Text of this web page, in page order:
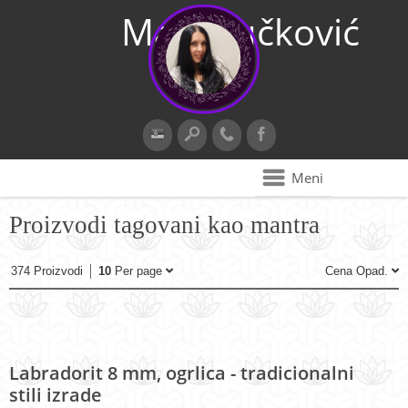
Maja Vučković
Meni
Proizvodi tagovani kao mantra
374 Proizvodi 10 Per page Cena Opad.
Labradorit 8 mm, ogrlica - tradicionalni
stili izrade